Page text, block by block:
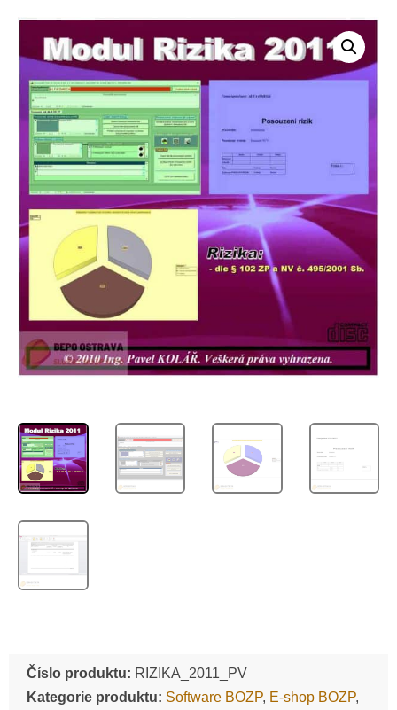
Číslo produktu: RIZIKA_2011_PV
Kategorie produktu: Software BOZP, E-shop BOZP,